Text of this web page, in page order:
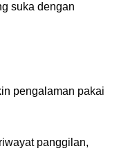
suka dengan
pengalaman pakai
panggilan,